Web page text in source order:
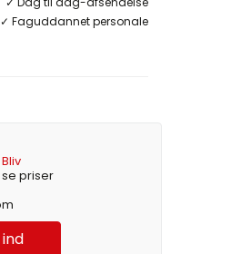
✓ Faguddannet personale
Bliv
priser
ind